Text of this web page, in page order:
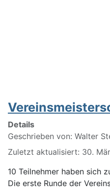
Details
Geschrieben von: Walter
Zuletzt aktualisiert: 30.
10 Teilnehmer haben sich
Die erste Runde der